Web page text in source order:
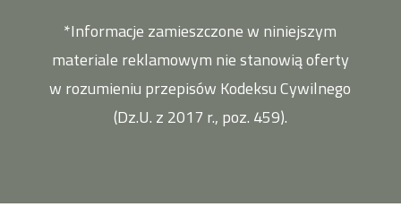
*Informacje zamieszczone w niniejszym
materiale reklamowym nie stanowią oferty
w rozumieniu przepisów Kodeksu Cywilnego
(Dz.U. z 2017 r., poz. 459).